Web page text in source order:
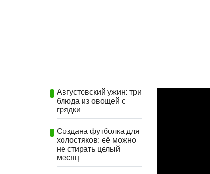
Августовский ужин: три
блюда из овощей с
грядки
Создана футболка для
холостяков: её можно
не стирать целый
месяц